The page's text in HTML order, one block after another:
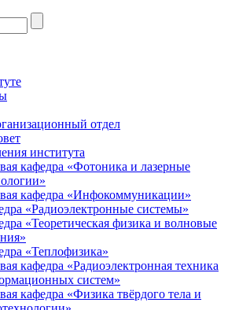
отдел
института
кафедра «Фотоника и лазерные
кафедра «Инфокоммуникации»
«Радиоэлектронные системы»
«Теоретическая физика и волновые
«Теплофизика»
кафедра «Радиоэлектронная техника
систем»
кафедра «Физика твёрдого тела и